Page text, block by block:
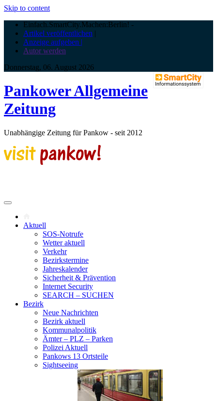
Skip to content
Einfach.SmartCity.Machen:Berlin! -
Artikel veröffentlichen |
Anzeige aufgeben |
Autor werden
Donnerstag, 06. August 2026
Pankower Allgemeine
Zeitung
Unabhängige Zeitung für Pankow - seit 2012
Aktuell
SOS-Notrufe
Wetter aktuell
Verkehr
Bezirkstermine
Jahreskalender
Sicherheit & Prävention
Internet Security
SEARCH – SUCHEN
Bezirk
Neue Nachrichten
Bezirk aktuell
Kommunalpolitik
Ämter – PLZ – Parken
Polizei Aktuell
Pankows 13 Ortsteile
Sightseeing